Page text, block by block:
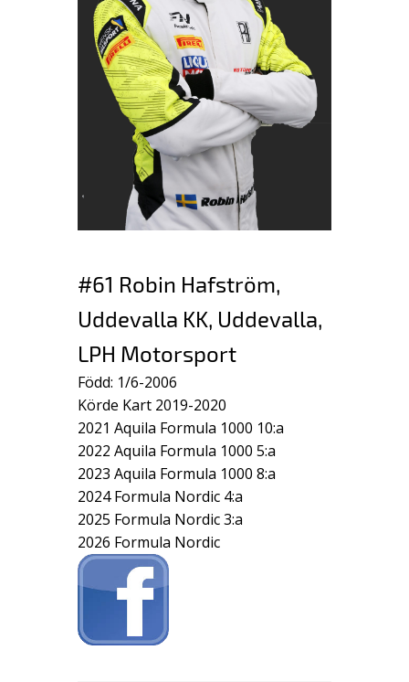
#61 Robin Hafström,
Uddevalla KK, Uddevalla,
LPH Motorsport
Född: 1/6-2006
Körde Kart 2019-2020
2021 Aquila Formula 1000 10:a
2022 Aquila Formula 1000 5:a
2023 Aquila Formula 1000 8:a
2024 Formula Nordic 4:a
2025 Formula Nordic 3:a
2026 Formula Nordic